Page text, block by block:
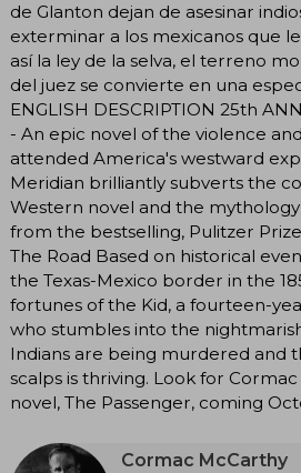
de Glanton dejan de asesinar
exterminar a los mexicanos que
así la ley de la selva, el terreno
del juez se convierte en una
ENGLISH DESCRIPTION 25th
- An epic novel of the violence
attended America's westward
Meridian brilliantly subverts the
Western novel and the
from the bestselling, Pulitzer
The Road Based on historical
the Texas-Mexico border in the
fortunes of the Kid, a fourteen-
who stumbles into the
Indians are being murdered and
scalps is thriving. Look for
novel, The Passenger, coming
Cormac McCarthy